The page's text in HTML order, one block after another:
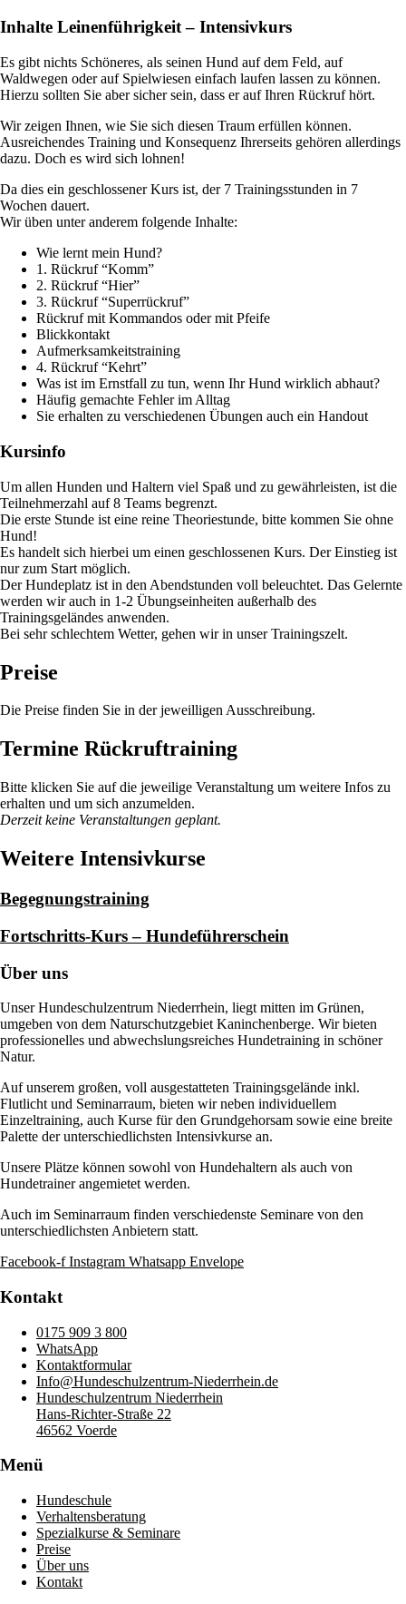
Inhalte Leinenführigkeit – Intensivkurs
Es gibt nichts Schöneres, als seinen Hund auf dem Feld, auf
Waldwegen oder auf Spielwiesen einfach laufen lassen zu können.
Hierzu sollten Sie aber sicher sein, dass er auf Ihren Rückruf hört.
Wir zeigen Ihnen, wie Sie sich diesen Traum erfüllen können.
Ausreichendes Training und Konsequenz Ihrerseits gehören allerdings
dazu. Doch es wird sich lohnen!
Da dies ein geschlossener Kurs ist, der 7 Trainingsstunden in 7
Wochen dauert.
Wir üben unter anderem folgende Inhalte:
Wie lernt mein Hund?
1. Rückruf “Komm”
2. Rückruf “Hier”
3. Rückruf “Superrückruf”
Rückruf mit Kommandos oder mit Pfeife
Blickkontakt
Aufmerksamkeitstraining
4. Rückruf “Kehrt”
Was ist im Ernstfall zu tun, wenn Ihr Hund wirklich abhaut?
Häufig gemachte Fehler im Alltag
Sie erhalten zu verschiedenen Übungen auch ein Handout
Kursinfo
Um allen Hunden und Haltern viel Spaß und zu gewährleisten, ist die
Teilnehmerzahl auf 8 Teams begrenzt.
Die erste Stunde ist eine reine Theoriestunde, bitte kommen Sie ohne
Hund!
Es handelt sich hierbei um einen geschlossenen Kurs. Der Einstieg ist
nur zum Start möglich.
Der Hundeplatz ist in den Abendstunden voll beleuchtet. Das Gelernte
werden wir auch in 1-2 Übungseinheiten außerhalb des
Trainingsgeländes anwenden.
Bei sehr schlechtem Wetter, gehen wir in unser Trainingszelt.
Preise
Die Preise finden Sie in der jeweilligen Ausschreibung.
Termine Rückruftraining
Bitte klicken Sie auf die jeweilige Veranstaltung um weitere Infos zu
erhalten und um sich anzumelden.
Derzeit keine Veranstaltungen geplant.
Weitere Intensivkurse
Begegnungstraining
Fortschritts-Kurs – Hundeführerschein
Über uns
Unser Hundeschulzentrum Niederrhein, liegt mitten im Grünen,
umgeben von dem Naturschutzgebiet Kaninchenberge. Wir bieten
professionelles und abwechslungsreiches Hundetraining in schöner
Natur.
Auf unserem großen, voll ausgestatteten Trainingsgelände inkl.
Flutlicht und Seminarraum, bieten wir neben individuellem
Einzeltraining, auch Kurse für den Grundgehorsam sowie eine breite
Palette der unterschiedlichsten Intensivkurse an.
Unsere Plätze können sowohl von Hundehaltern als auch von
Hundetrainer angemietet werden.
Auch im Seminarraum finden verschiedenste Seminare von den
unterschiedlichsten Anbietern statt.
Facebook-f Instagram Whatsapp Envelope
Kontakt
0175 909 3 800
WhatsApp
Kontaktformular
Info@Hundeschulzentrum-Niederrhein.de
Hundeschulzentrum Niederrhein
Hans-Richter-Straße 22
46562 Voerde
Menü
Hundeschule
Verhaltensberatung
Spezialkurse & Seminare
Preise
Über uns
Kontakt